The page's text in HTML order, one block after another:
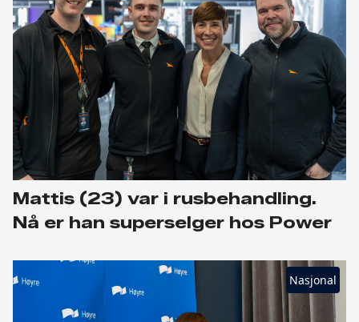
Mattis (23) var i rusbehandling.
Nå er han superselger hos Power
Nasjonal